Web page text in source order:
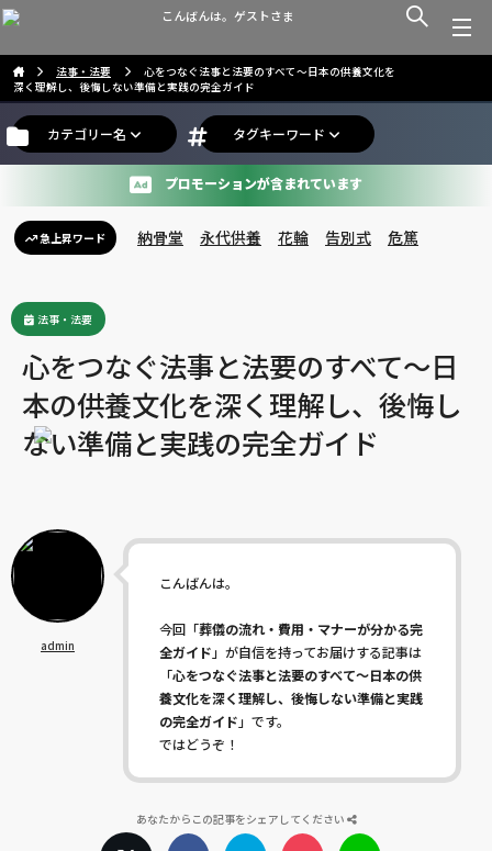
こんばんは。ゲストさま
法事・法要
心をつなぐ法事と法要のすべて〜日本の供養文化を
深く理解し、後悔しない準備と実践の完全ガイド
カテゴリー名 タグキーワード
プロモーションが含まれています
急上昇ワード 納骨堂 永代供養 花輪 告別式 危篤
法事・法要
心をつなぐ法事と法要のすべて〜日
本の供養文化を深く理解し、後悔し
ない準備と実践の完全ガイド
admin
こんばんは。
今回「葬儀の流れ・費用・マナーが分かる完
全ガイド 」が自信を持ってお届けする記事は
「心をつなぐ法事と法要のすべて〜日本の供
養文化を深く理解し、後悔しない準備と実践
の完全ガイド 」です。
ではどうぞ！
あなたからこの記事をシェアしてください